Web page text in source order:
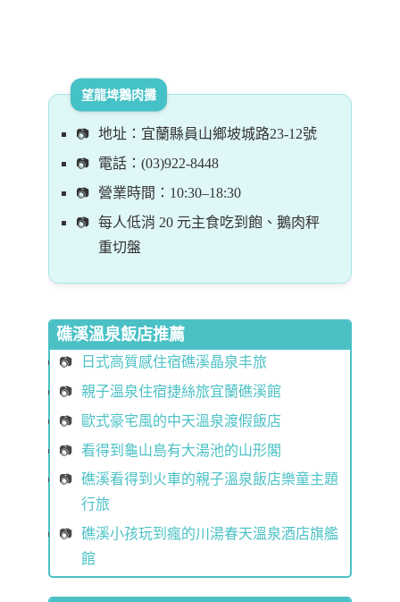
望龍埤鵝肉攤
地址：宜蘭縣員山鄉坡城路23-12號
電話：(03)922-8448
營業時間：10:30–18:30
每人低消 20 元主食吃到飽、鵝肉秤
重切盤
礁溪溫泉飯店推薦
日式高質感住宿礁溪晶泉丰旅
親子溫泉住宿捷絲旅宜蘭礁溪館
歐式豪宅風的中天溫泉渡假飯店
看得到龜山島有大湯池的山形閣
礁溪看得到火車的親子溫泉飯店樂童主題
行旅
礁溪小孩玩到瘋的川湯春天溫泉酒店旗艦
館